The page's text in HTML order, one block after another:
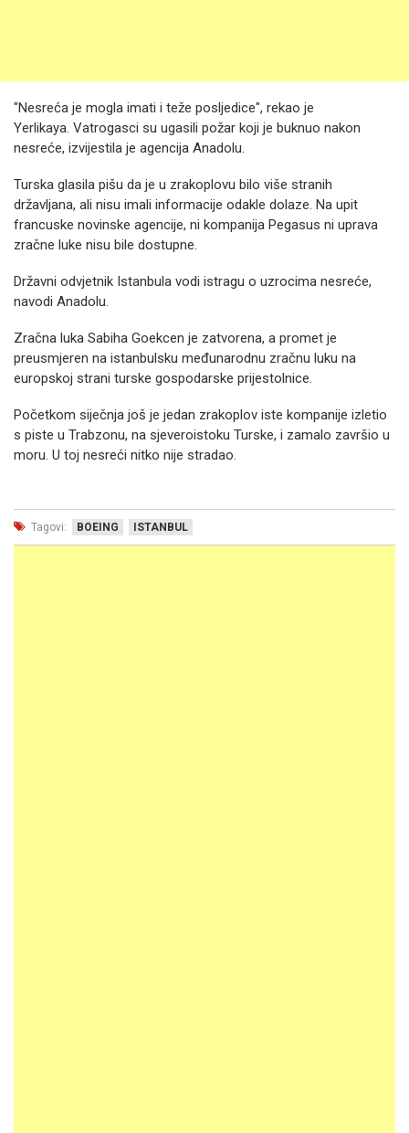
"Nesreća je mogla imati i teže posljedice", rekao je
Yerlikaya. Vatrogasci su ugasili požar koji je buknuo nakon
nesreće, izvijestila je agencija Anadolu.
Turska glasila pišu da je u zrakoplovu bilo više stranih
državljana, ali nisu imali informacije odakle dolaze. Na upit
francuske novinske agencije, ni kompanija Pegasus ni uprava
zračne luke nisu bile dostupne.
Državni odvjetnik Istanbula vodi istragu o uzrocima nesreće,
navodi Anadolu.
Zračna luka Sabiha Goekcen je zatvorena, a promet je
preusmjeren na istanbulsku međunarodnu zračnu luku na
europskoj strani turske gospodarske prijestolnice.
Početkom siječnja još je jedan zrakoplov iste kompanije izletio
s piste u Trabzonu, na sjeveroistoku Turske, i zamalo završio u
moru. U toj nesreći nitko nije stradao.
Tagovi: BOEING ISTANBUL